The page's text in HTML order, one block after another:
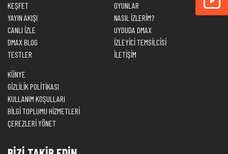
KEŞFET
YAYIN AKIŞI
CANLI İZLE
DMAX BLOG
TESTLER
OYUNLAR
NASIL İZLERİM?
UYDUDA DMAX
İZLEYİCİ TEMSİLCİSİ
İLETİŞİM
KÜNYE
GİZLİLİK POLİTİKASI
KULLANIM KOŞULLARI
BİLGİ TOPLUMU HİZMETLERİ
ÇEREZLERİ YÖNET